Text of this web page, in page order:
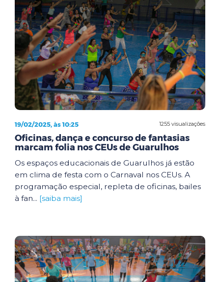
1255 visualizações
19/02/2025, às 10:25
Oficinas, dança e concurso de fantasias
marcam folia nos CEUs de Guarulhos
Os espaços educacionais de Guarulhos já estão
em clima de festa com o Carnaval nos CEUs. A
programação especial, repleta de oficinas, bailes
à fan... [saiba mais]